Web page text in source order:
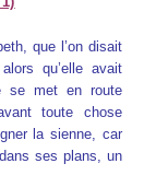
que l’on disait
qu’elle avait
se met en route
toute chose
la sienne, car
ses plans, un